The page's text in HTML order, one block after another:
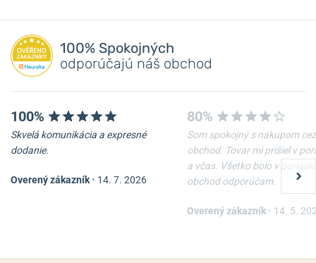
100% Spokojných
odporúčajú náš obchod
100%
Skvelá komunikácia a expresné
dodanie.
Overený zákazník • 14. 7. 2026
80%
Som spokojný s nákupom cez
obchod. Tovar mi prišiel v
a včas. Všetko bolo v
obchod odporúčam.
Overený zákazník • 14. 5.